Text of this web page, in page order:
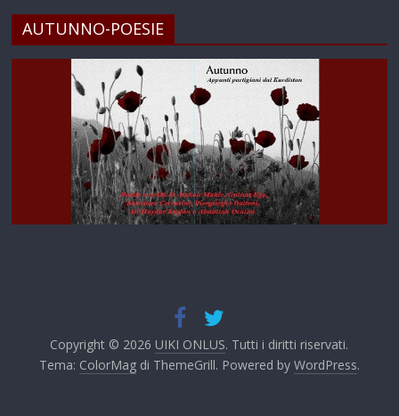
AUTUNNO-POESIE
Copyright © 2026 UIKI ONLUS. Tutti i diritti riservati.
Tema: ColorMagdi ThemeGrill. Powered by WordPress.